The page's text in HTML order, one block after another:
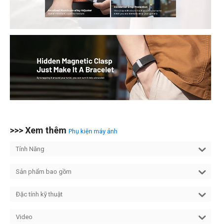
>>> Xem thêm Phụ kiện máy ảnh
Tính Năng
Sản phẩm bao gồm
Đặc tính kỹ thuật
Video